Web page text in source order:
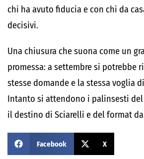
chi ha avuto fiducia e con chi da
decisivi.
Una chiusura che suona come un
promessa: a settembre si potrebbe
stesse domande e la stessa voglia
Intanto si attendono i palinsesti
il destino di Sciarelli e del format
Facebook X